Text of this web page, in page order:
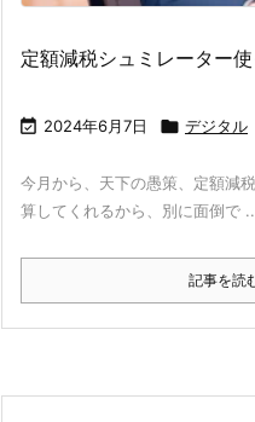
定額減税シュミレーター使
 2024年6月7日  デジタル
今月から、天下の愚策、定額減
算してくれるから、別に面倒で
記事を読